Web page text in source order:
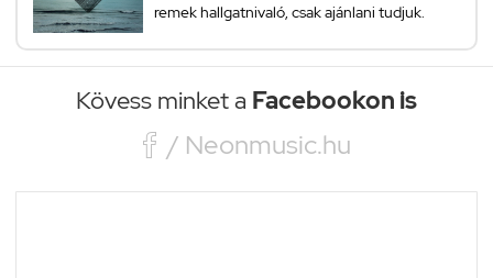
remek hallgatnivaló, csak ajánlani tudjuk.
Kövess minket a Facebookon is
 / Neonmusic.hu